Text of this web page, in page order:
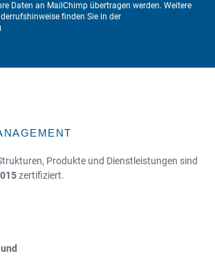
Daten an MailChimp übertragen werden. Weitere
finden Sie in der
Produkte und Dienstleistungen sind
zertifiziert.